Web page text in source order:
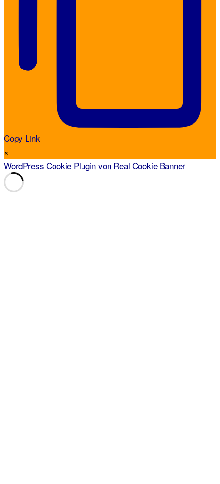
Copy Link
×
WordPress Cookie Plugin von Real Cookie Banner